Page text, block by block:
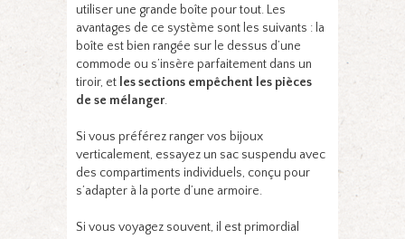
utiliser une grande boîte pour tout. Les
avantages de ce système sont les suivants : la
boîte est bien rangée sur le dessus d’une
commode ou s’insère parfaitement dans un
tiroir, et les sections empêchent les pièces
de se mélanger.
Si vous préférez ranger vos bijoux
verticalement, essayez un sac suspendu avec
des compartiments individuels, conçu pour
s’adapter à la porte d’une armoire.
Si vous voyagez souvent, il est primordial